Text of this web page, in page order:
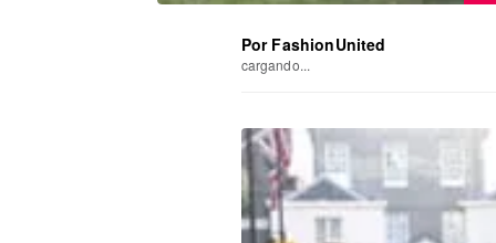
Por FashionUnited
cargando...